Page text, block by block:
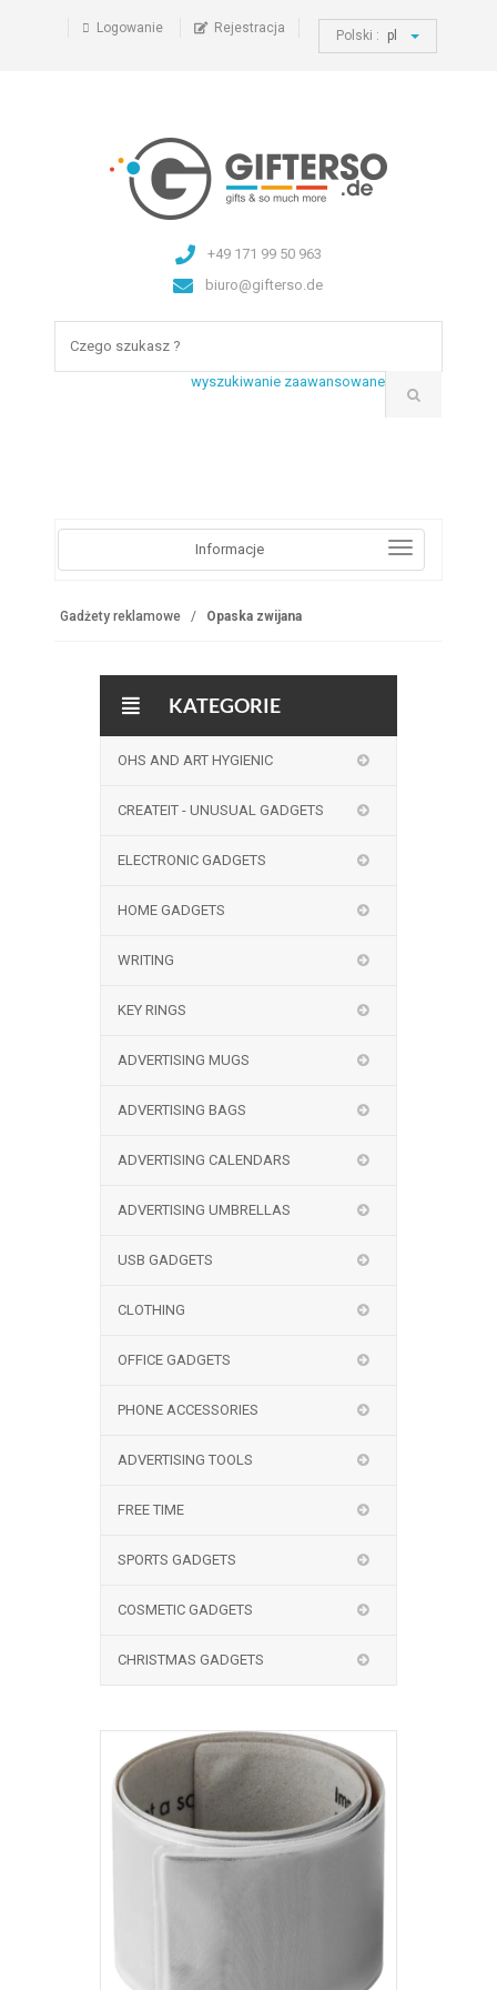
Logowanie Rejestracja Polski : pl
+49 171 99 50 963
biuro@gifterso.de
wyszukiwanie zaawansowane
Informacje
Gadżety reklamowe Opaska zwijana
KATEGORIE
OHS AND ART HYGIENIC
CREATEIT - UNUSUAL GADGETS
ELECTRONIC GADGETS
HOME GADGETS
WRITING
KEY RINGS
ADVERTISING MUGS
ADVERTISING BAGS
ADVERTISING CALENDARS
ADVERTISING UMBRELLAS
USB GADGETS
CLOTHING
OFFICE GADGETS
PHONE ACCESSORIES
ADVERTISING TOOLS
FREE TIME
SPORTS GADGETS
COSMETIC GADGETS
CHRISTMAS GADGETS